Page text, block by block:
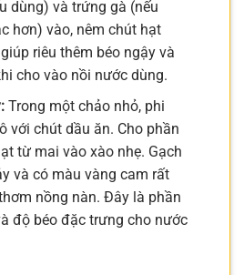
dùng) và trứng gà (nếu
hơn) vào, nêm chút hạt
riêu thêm béo ngậy và
cho vào nồi nước dùng.
Trong một chảo nhỏ, phi
với chút dầu ăn. Cho phần
từ mai vào xào nhẹ. Gạch
và có màu vàng cam rất
nồng nàn. Đây là phần
độ béo đặc trưng cho nước